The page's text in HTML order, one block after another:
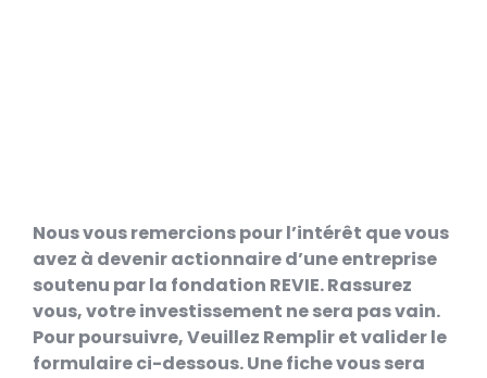
Nous vous remercions pour l’intérêt que vous
avez à devenir actionnaire d’une entreprise
soutenu par la fondation REVIE. Rassurez
vous, votre investissement ne sera pas vain.
Pour poursuivre, Veuillez Remplir et valider le
formulaire ci-dessous. Une fiche vous sera